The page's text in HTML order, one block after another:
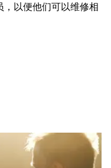
以便他们可以维修相